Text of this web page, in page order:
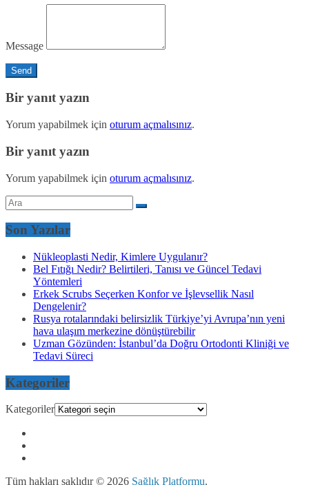
Message
Bir yanıt yazın
Yorum yapabilmek için oturum açmalısınız.
Bir yanıt yazın
Yorum yapabilmek için oturum açmalısınız.
Son Yazılar
Nükleoplasti Nedir, Kimlere Uygulanır?
Bel Fıtığı Nedir? Belirtileri, Tanısı ve Güncel Tedavi
Yöntemleri
Erkek Scrubs Seçerken Konfor ve İşlevsellik Nasıl
Dengelenir?
Rusya rotalarındaki belirsizlik Türkiye’yi Avrupa’nın yeni
hava ulaşım merkezine dönüştürebilir
Uzman Gözünden: İstanbul’da Doğru Ortodonti Kliniği ve
Tedavi Süreci
Kategoriler
Kategoriler
Tüm hakları saklıdır © 2026 Sağlık Platformu.